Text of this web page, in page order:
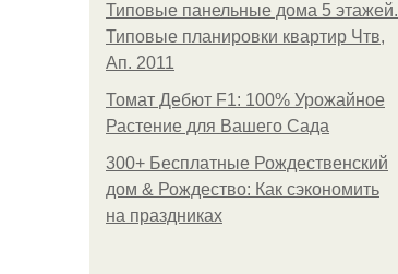
Типовые панельные дома 5 этажей.
Типовые планировки квартир Чтв,
Ап. 2011
Томат Дебют F1: 100% Урожайное
Растение для Вашего Сада
300+ Бесплатные Рождественский
дом & Рождество: Как сэкономить
на праздниках